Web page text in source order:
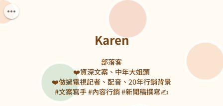
Karen
部落客
❤️資深文案、中年大姐頭
❤️做過電視記者、配音、20年行銷背景
#文案寫手 #內容行銷 #新聞稿撰寫✍️